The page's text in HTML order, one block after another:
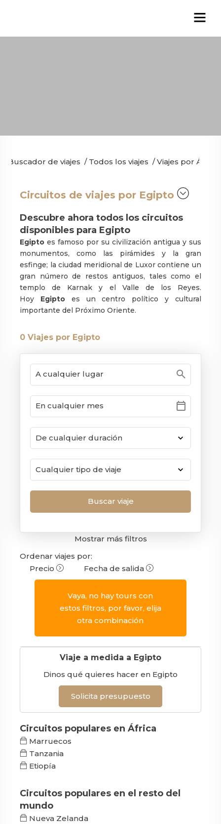
Buscador de viajes / Todos los viajes /Viajes por África
Circuitos de viajes por Egipto
Descubre ahora todos los circuitos
disponibles para Egipto
Egipto es famoso por su civilización antigua y sus
monumentos, como las pirámides y la gran
esfinge; la ciudad meridional de Luxor contiene un
gran número de restos antiguos, tales como el
templo de Karnak y el Valle de los Reyes.
Hoy Egiptoes un centro político y cultural
importante del Próximo Oriente.
0 Viajes por Egipto
search
calendar_today
Mostrar más filtros
Ordenar viajes por:
Precio
Fecha de salida
Vaya, no hay tours con
estos filtros, por favor, elija
otra combinación
Viaje a medida a Egipto
Dinos qué quieres hacer en Egipto
Solicita presupuesto
Circuitos populares en África
Marruecos
Tanzania
Etiopía
Circuitos populares en el resto del
mundo
Nueva Zelanda